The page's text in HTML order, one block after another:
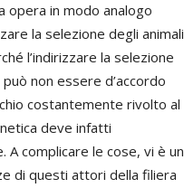
opera in modo analogo
la selezione degli animali
l’indirizzare la selezione
non essere d’accordo
costantemente rivolto al
deve infatti
complicare le cose, vi è un
di questi attori della filiera